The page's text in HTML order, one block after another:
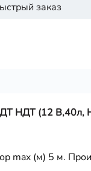
заказ
ДТ НДТ (12 В,40л,
(м) 5 м.